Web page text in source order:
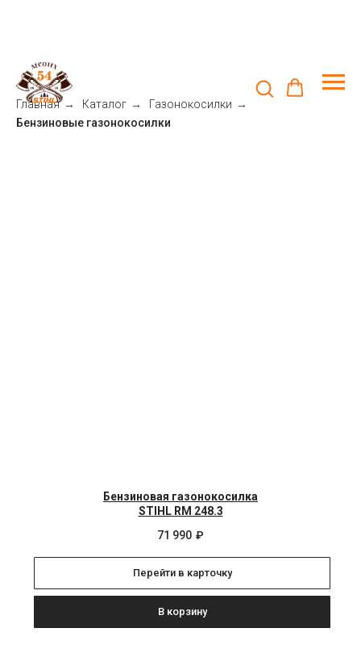
Главная → Каталог → Газонокосилки →
Бензиновые газонокосилки
Бензиновая газонокосилка
STIHL RM 248.3
71 990 ₽
Перейти в карточку
В корзину